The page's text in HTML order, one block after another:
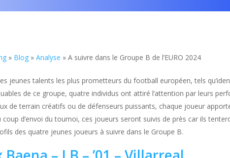
» Blog» Analyse » A suivre dans le Groupe B de l’EURO 2024
jeunes talents les plus prometteurs du football européen, tels
de ce groupe, quatre individus ont attiré l’attention par leurs
de terrain créatifs ou de défenseurs puissants, chaque joueur
d’envoi du tournoi, ces joueurs seront suivis de près car ils
des quatre jeunes joueurs à suivre dans le Groupe B.